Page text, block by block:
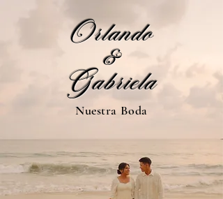
Orlando
&
Gabriela
Nuestra Boda